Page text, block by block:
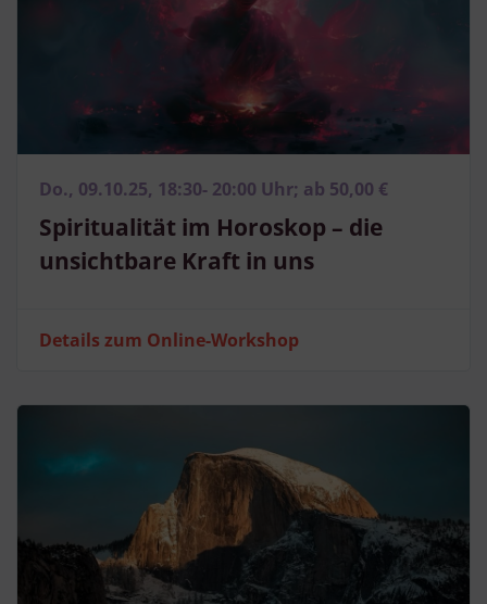
Do., 09.10.25, 18:30- 20:00 Uhr; ab 50,00 €
Spiritualität im Horoskop – die
unsichtbare Kraft in uns
Details zum Online-Workshop